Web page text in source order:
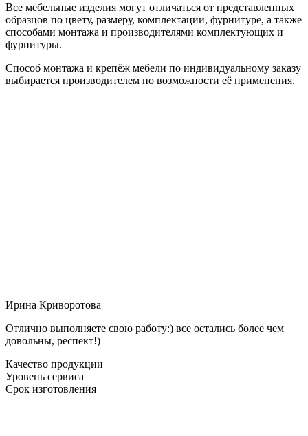
Все мебельные изделия могут отличаться от представленных
образцов по цвету, размеру, комплектации, фурнитуре, а также
способами монтажа и производителями комплектующих и
фурнитуры.
Способ монтажа и крепёж мебели по индивидуальному заказу
выбирается производителем по возможности её применения.
Ирина Криворотова
Отлично выполняете свою работу:) все остались более чем
довольны, респект!)
Качество продукции
Уровень сервиса
Срок изготовления